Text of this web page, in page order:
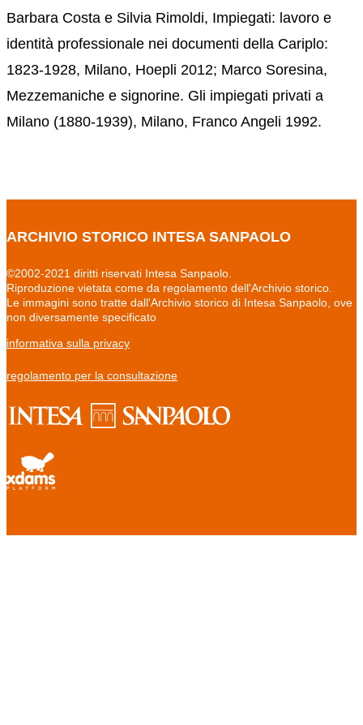
Barbara Costa e Silvia Rimoldi, Impiegati: lavoro e
identità professionale nei documenti della Cariplo:
1823-1928, Milano, Hoepli 2012; Marco Soresina,
Mezzemaniche e signorine. Gli impiegati privati a
Milano (1880-1939), Milano, Franco Angeli 1992.
ARCHIVIO STORICO INTESA SANPAOLO
©2002-2021 diritti riservati Intesa Sanpaolo.
Riproduzione vietata come da regolamento dell'Archivio storico.
Le immagini sono tratte dall'Archivio storico di Intesa Sanpaolo, ove
non diversamente specificato
informativa sulla privacy
regolamento per la consultazione